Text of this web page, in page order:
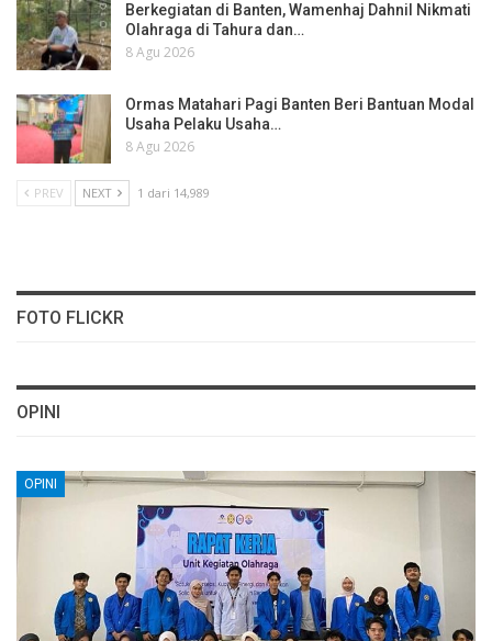
Berkegiatan di Banten, Wamenhaj Dahnil Nikmati
Olahraga di Tahura dan…
8 Agu 2026
Ormas Matahari Pagi Banten Beri Bantuan Modal
Usaha Pelaku Usaha…
8 Agu 2026
PREV NEXT 1 dari 14,989
FOTO FLICKR
OPINI
OPINI